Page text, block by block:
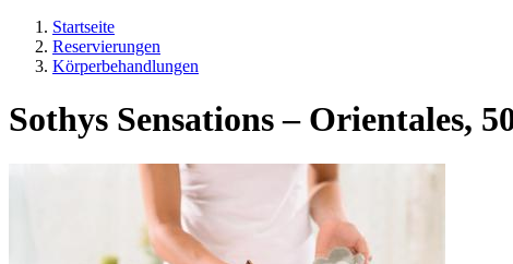
Startseite
Reservierungen
Körperbehandlungen
Sothys Sensations – Orientales,